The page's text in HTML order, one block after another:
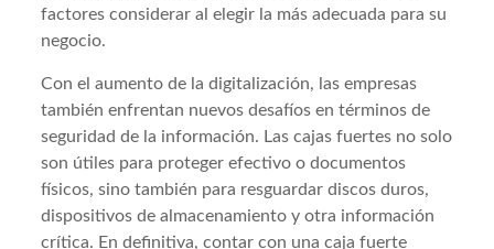
factores considerar al elegir la más adecuada para su
negocio.
Con el aumento de la digitalización, las empresas
también enfrentan nuevos desafíos en términos de
seguridad de la información. Las cajas fuertes no solo
son útiles para proteger efectivo o documentos
físicos, sino también para resguardar discos duros,
dispositivos de almacenamiento y otra información
crítica. En definitiva, contar con una caja fuerte